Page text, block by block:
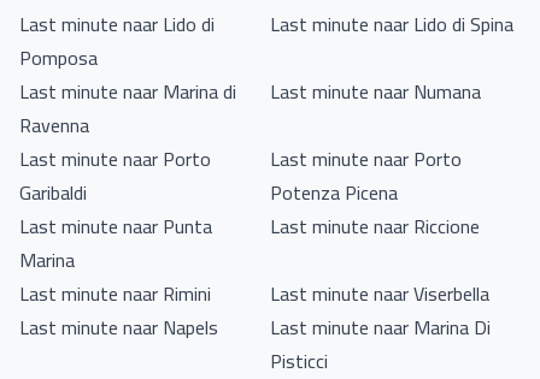
Last minute naar Lido di
Pomposa
Last minute naar Lido di Spina
Last minute naar Marina di
Ravenna
Last minute naar Numana
Last minute naar Porto
Garibaldi
Last minute naar Porto
Potenza Picena
Last minute naar Punta
Marina
Last minute naar Riccione
Last minute naar Rimini
Last minute naar Viserbella
Last minute naar Napels
Last minute naar Marina Di
Pisticci